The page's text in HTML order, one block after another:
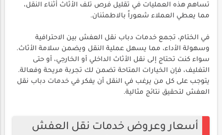
تساهم هذه العمليات في تقليل فرص تلف الأثاث أثناء النقل،
مما يعطي العملاء شعوراً بالاطمئنان.
في الختام، تجمع خدمات دباب نقل العفش بين الاحترافية
وسهولة الأداء، مما يسهل عملية النقل ويضمن سلامة الأثاث.
سواء كنت تحتاج إلى نقل الأثاث الداخلي أو الخارجي، أو حتى
التغليف، فإن الخيارات المتاحة تضمن لك تجربة مريحة وفعالة.
يتوجب على كل من يرغب في النقل أن يفكر في خدمات دباب نقل
العفش لتحقيق نتائج مثالية.
أسعار وعروض خدمات نقل العفش